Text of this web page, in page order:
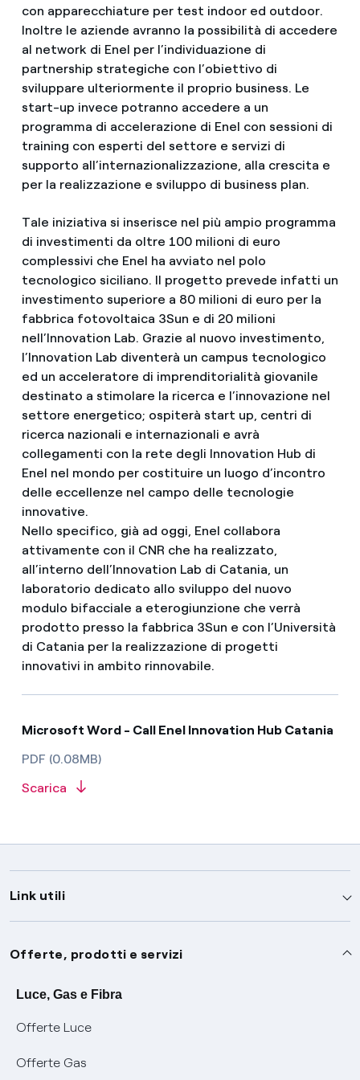
con apparecchiature per test indoor ed outdoor.
Inoltre le aziende avranno la possibilità di accedere
al network di Enel per l’individuazione di
partnership strategiche con l’obiettivo di
sviluppare ulteriormente il proprio business. Le
start-up invece potranno accedere a un
programma di accelerazione di Enel con sessioni di
training con esperti del settore e servizi di
supporto all’internazionalizzazione, alla crescita e
per la realizzazione e sviluppo di business plan.
Tale iniziativa si inserisce nel più ampio programma
di investimenti da oltre 100 milioni di euro
complessivi che Enel ha avviato nel polo
tecnologico siciliano. Il progetto prevede infatti un
investimento superiore a 80 milioni di euro per la
fabbrica fotovoltaica 3Sun e di 20 milioni
nell’Innovation Lab. Grazie al nuovo investimento,
l’Innovation Lab diventerà un campus tecnologico
ed un acceleratore di imprenditorialità giovanile
destinato a stimolare la ricerca e l’innovazione nel
settore energetico; ospiterà start up, centri di
ricerca nazionali e internazionali e avrà
collegamenti con la rete degli Innovation Hub di
Enel nel mondo per costituire un luogo d’incontro
delle eccellenze nel campo delle tecnologie
innovative.
Nello specifico, già ad oggi, Enel collabora
attivamente con il CNR che ha realizzato,
all’interno dell’Innovation Lab di Catania, un
laboratorio dedicato allo sviluppo del nuovo
modulo bifacciale a eterogiunzione che verrà
prodotto presso la fabbrica 3Sun e con l’Università
di Catania per la realizzazione di progetti
innovativi in ambito rinnovabile.
Microsoft Word - Call Enel Innovation Hub Catania
PDF (0.08MB)
Scarica
Link utili
Assistenza
Avvisi
SOS luce e gas
Conciliazioni e risoluzione delle controversie
Servizi
Offerte, prodotti e servizi
Luce, Gas e Fibra
Offerte Luce
Offerte Gas